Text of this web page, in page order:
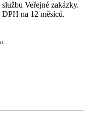
Veřejné zakázky.
na 12 měsíců.